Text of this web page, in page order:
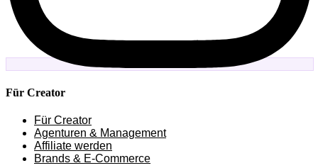
Für Creator
Für Creator
Agenturen & Management
Affiliate werden
Brands & E-Commerce